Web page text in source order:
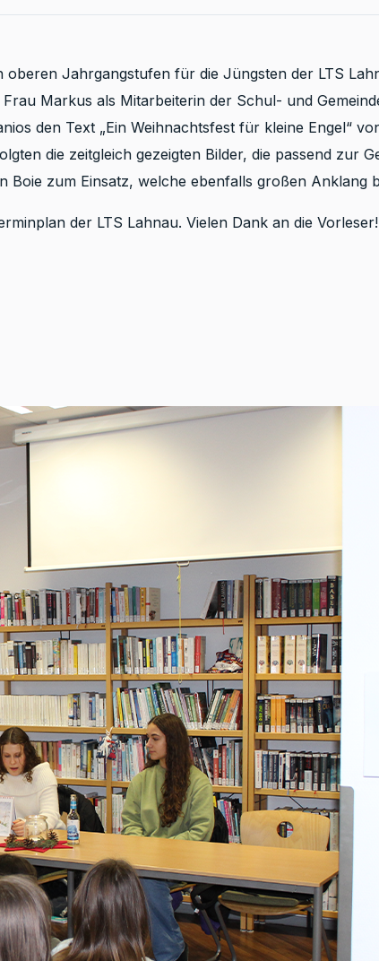
Jahrgangstufen für die Jüngsten der LTS
Markus als Mitarbeiterin der Schul- und
den Text „Ein Weihnachtsfest für kleine Engel“
die zeitgleich gezeigten Bilder, die passend zur
zum Einsatz, welche ebenfalls großen Anklang
der LTS Lahnau. Vielen Dank an die Vorleser!